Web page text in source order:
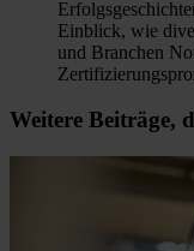
Einblick, wie
und Branchen
Weitere Beiträge,